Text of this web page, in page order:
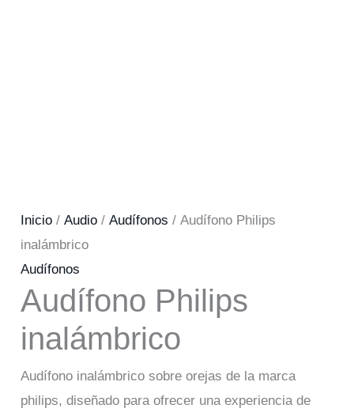
Inicio /Audio /Audífonos / Audífono Philips
inalámbrico
Audífonos
Audífono Philips
inalámbrico
Audífono inalámbrico sobre orejas de la marca
philips, diseñado para ofrecer una experiencia de